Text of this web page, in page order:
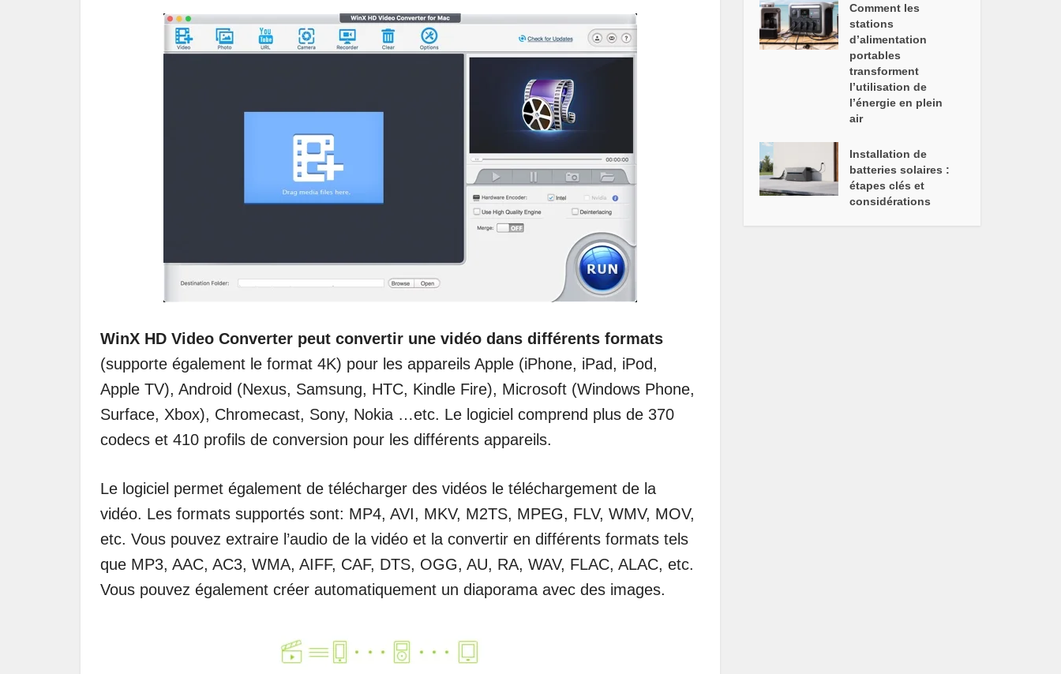
WinX HD Video Converter peut convertir une vidéo dans différents formats
(supporte également le format 4K) pour les appareils Apple (iPhone, iPad, iPod,
Apple TV), Android (Nexus, Samsung, HTC, Kindle Fire), Microsoft (Windows Phone,
Surface, Xbox), Chromecast, Sony, Nokia …etc. Le logiciel comprend plus de 370
codecs et 410 profils de conversion pour les différents appareils.
Le logiciel permet également de télécharger des vidéos le téléchargement de la
vidéo. Les formats supportés sont: MP4, AVI, MKV, M2TS, MPEG, FLV, WMV, MOV,
etc. Vous pouvez extraire l’audio de la vidéo et la convertir en différents formats tels
que MP3, AAC, AC3, WMA, AIFF, CAF, DTS, OGG, AU, RA, WAV, FLAC, ALAC, etc.
Vous pouvez également créer automatiquement un diaporama avec des images.
Comment les
stations
d’alimentation
portables
transforment
l’utilisation de
l’énergie en plein
air
Installation de
batteries solaires :
étapes clés et
considérations